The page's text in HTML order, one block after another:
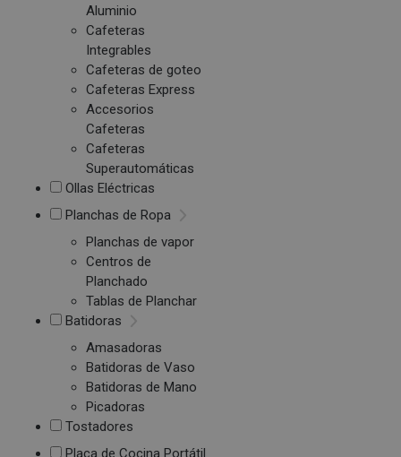
Aluminio
Cafeteras
Integrables
Cafeteras de goteo
Cafeteras Express
Accesorios
Cafeteras
Cafeteras
Superautomáticas
Ollas Eléctricas
Planchas de Ropa
Planchas de vapor
Centros de
Planchado
Tablas de Planchar
Batidoras
Amasadoras
Batidoras de Vaso
Batidoras de Mano
Picadoras
Tostadores
Placa de Cocina Portátil